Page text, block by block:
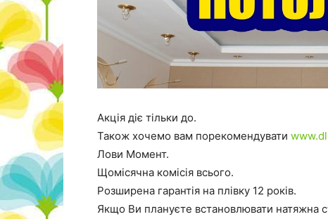
Акція діє тільки до.
Також хочемо вам порекомендувати
Лови Момент.
Щомісячна комісія всього.
Розширена гарантія на плівку 12 років.
Якщо Ви плануєте встановлювати натяжна